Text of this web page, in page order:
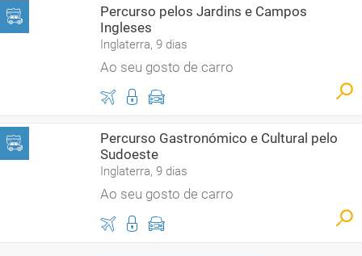
Percurso pelos Jardins e Campos
Ingleses
Inglaterra, 9 dias
Ao seu gosto de carro
Percurso Gastronómico e Cultural pelo
Sudoeste
Inglaterra, 9 dias
Ao seu gosto de carro